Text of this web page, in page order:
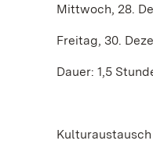
Mittwoch, 28.
Freitag, 30.
Dauer: 1,5